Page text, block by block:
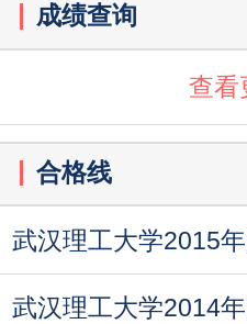
成绩查询
查看
合格线